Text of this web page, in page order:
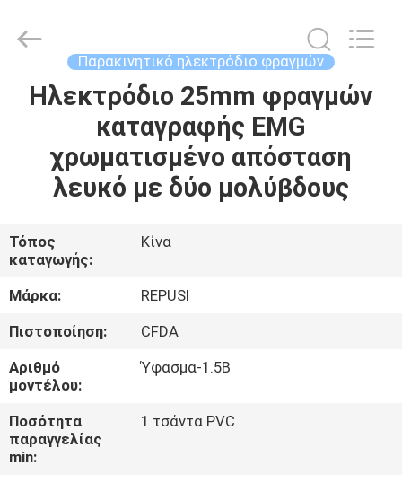
ΣΠΊΤΙ
ΠΡΟΪΌΝΤΑ
ΕΜΕΊΣ
ΓΎΡΟΣ
ΕΡΓΟΣΤΑΣΊΩΝ
ΠΟΙΟΤΙΚΌΣ
ΈΛΕΓΧΟΣ
Electronics
Co.,Ltd..
Παρακινητικό ηλεκτρόδιο φραγμών
Ηλεκτρόδιο 25mm φραγμών
καταγραφής EMG
χρωματισμένο απόσταση
λευκό με δύο μολύβδους
Τόπος
καταγωγής:
Κίνα
Μάρκα:
REPUSI
Πιστοποίηση:
CFDA
Αριθμό
μοντέλου:
Ύφασμα-1.5B
Ποσότητα
παραγγελίας
min:
1 τσάντα PVC